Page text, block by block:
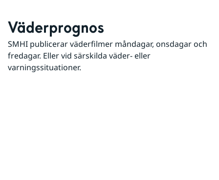
Väderprognos
SMHI publicerar väderfilmer måndagar, onsdagar och
fredagar. Eller vid särskilda väder- eller
varningssituationer.